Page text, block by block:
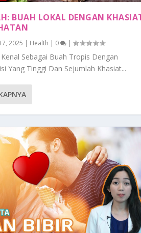
BUAH LOKAL DENGAN
2025 | Health | 0 |
Sebagai Buah Tropis Dengan
Yang Tinggi Dan Sejumlah Khasiat...